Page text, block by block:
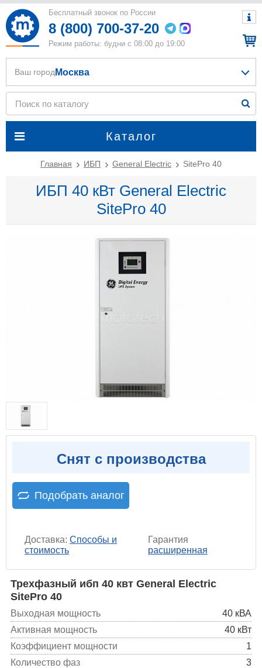
Бесплатный звонок по России
8 (800) 700-37-20
Режим работы: будни с 08:00 до 19:00
Каталог
Ваш город Москва
Главная ИБП General Electric SitePro 40
ИБП 40 кВт General Electric
SitePro 40
Снят с производства
Подобрать аналог
Доставка: Способы и
стоимость
Гарантия
расширенная
Трехфазный ибп 40 квт General Electric
SitePro 40
Выходная мощность
40 кВА
Активная мощность
40 кВт
Коэффициент мощности
1
Количество фаз
3